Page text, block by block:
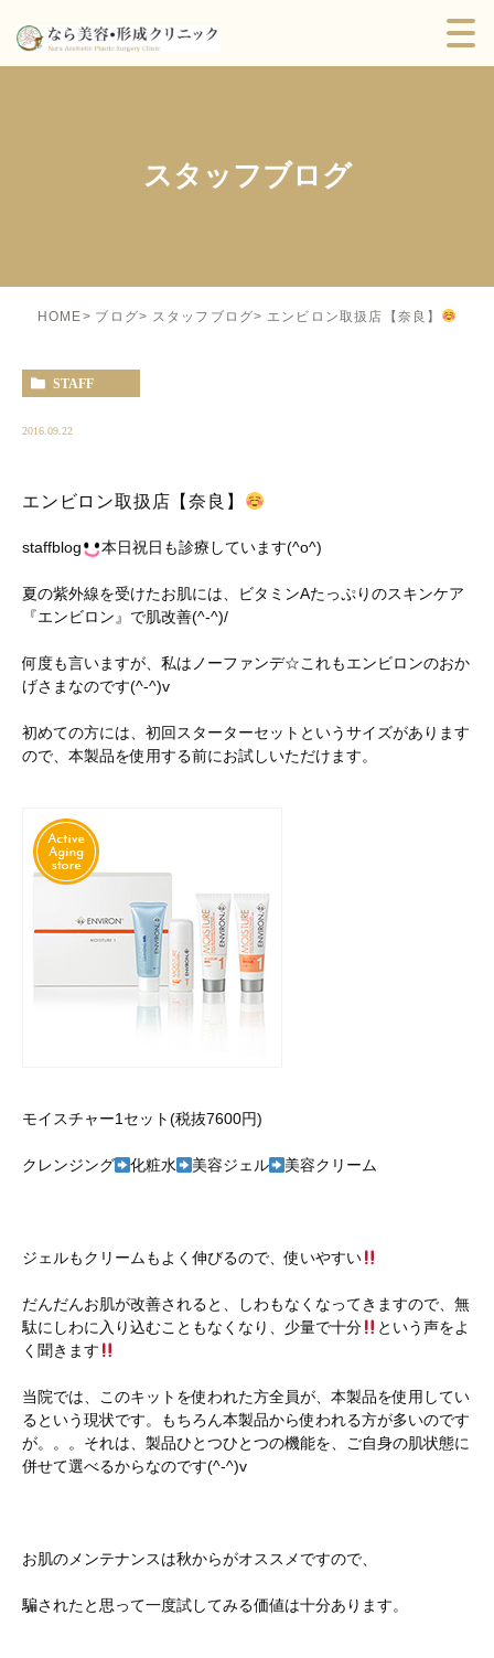
スタッフブログ
HOME ブログ スタッフブログ エンビロン取扱店【奈良】
STAFF
2016.09.22
エンビロン取扱店【奈良】
staffblog 本日祝日も診療しています(^o^)
夏の紫外線を受けたお肌には、ビタミンAたっぷりのスキンケア
『エンビロン』で肌改善(^-^)/
何度も言いますが、私はノーファンデ☆これもエンビロンのおか
げさまなのです(^-^)v
初めての方には、初回スターターセットというサイズがあります
ので、本製品を使用する前にお試しいただけます。
モイスチャー1セット(税抜7600円)
クレンジング 化粧水 美容ジェル 美容クリーム
ジェルもクリームもよく伸びるので、使いやすい
だんだんお肌が改善されると、しわもなくなってきますので、無
駄にしわに入り込むこともなくなり、少量で十分
という声をよ
く聞きます
当院では、このキットを使われた方全員が、本製品を使用してい
るという現状です。もちろん本製品から使われる方が多いのです
が。。。それは、製品ひとつひとつの機能を、ご自身の肌状態に
併せて選べるからなのです(^-^)v
お肌のメンテナンスは秋からがオススメですので、
騙されたと思って一度試してみる価値は十分あります。